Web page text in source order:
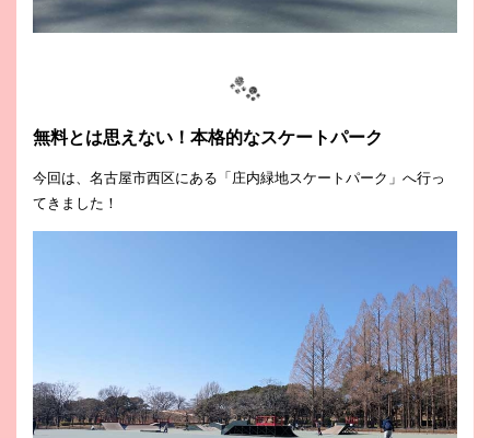
無料とは思えない！本格的なスケートパーク
今回は、名古屋市西区にある「庄内緑地スケートパーク」へ行っ
てきました！